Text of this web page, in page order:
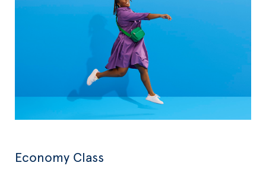
Economy Class